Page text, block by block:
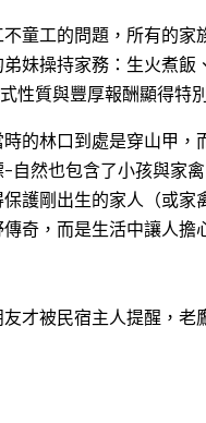
童工的問題，所有的家
妹操持家務：生火煮飯
性質與豐厚報酬顯得特
的林口到處是穿山甲，
自然也包含了小孩與家
護剛出生的家人（或家
奇，而是生活中讓人擔
才被民宿主人提醒，老